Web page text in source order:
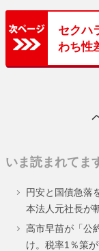
セクハ
わち性
いま読まれてま
円安と国債急落
本法人元社長が
高市早苗が「公
け。税率1％策